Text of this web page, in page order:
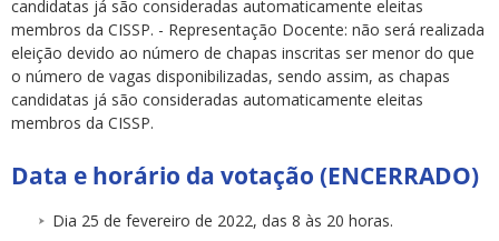
candidatas já são consideradas automaticamente eleitas
membros da CISSP. - Representação Docente: não será realizada
eleição devido ao número de chapas inscritas ser menor do que
o número de vagas disponibilizadas, sendo assim, as chapas
candidatas já são consideradas automaticamente eleitas
membros da CISSP.
Data e horário da votação (ENCERRADO)
Dia 25 de fevereiro de 2022, das 8 às 20 horas.